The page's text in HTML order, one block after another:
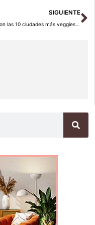
SIGUIENTE
Estas son las 10 ciudades más veggies de España